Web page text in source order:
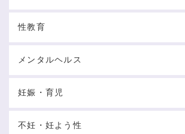
性教育
メンタルヘルス
妊娠・育児
不妊・妊よう性